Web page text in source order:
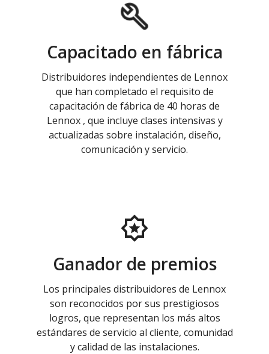
Capacitado en fábrica
Distribuidores independientes de Lennox
que han completado el requisito de
capacitación de fábrica de 40 horas de
Lennox , que incluye clases intensivas y
actualizadas sobre instalación, diseño,
comunicación y servicio.
Ganador de premios
Los principales distribuidores de Lennox
son reconocidos por sus prestigiosos
logros, que representan los más altos
estándares de servicio al cliente, comunidad
y calidad de las instalaciones.